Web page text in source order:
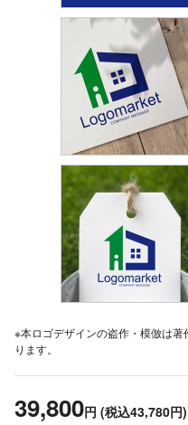
※本ロゴデザインの盗作・模倣は
ります。
39,800円 (税込43,780円)